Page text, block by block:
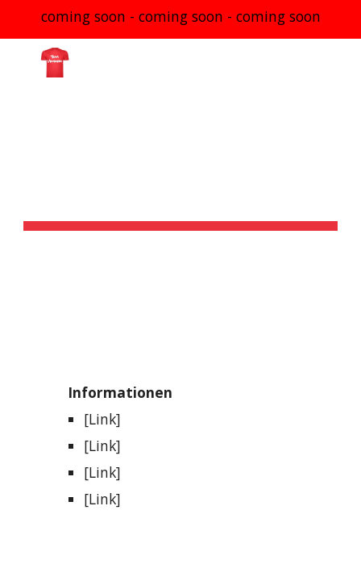
Skip to main content Skip to navigation
coming soon - coming soon - coming soon
Informationen
[Link]
[Link]
[Link]
[Link]